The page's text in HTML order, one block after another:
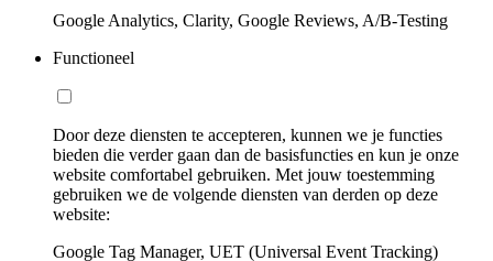
Google Analytics, Clarity, Google Reviews, A/B-Testing
Functioneel
Door deze diensten te accepteren, kunnen we je functies
bieden die verder gaan dan de basisfuncties en kun je onze
website comfortabel gebruiken. Met jouw toestemming
gebruiken we de volgende diensten van derden op deze
website:
Google Tag Manager, UET (Universal Event Tracking)